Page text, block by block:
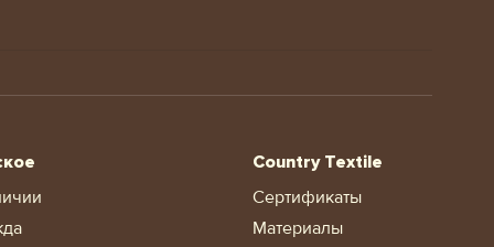
Country Textile
Сертификаты
Материалы